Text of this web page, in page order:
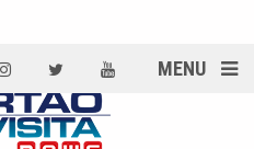
MENU